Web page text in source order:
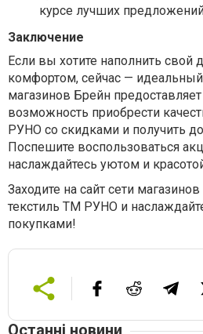
курсе лучших
Заключение
Если вы хотите наполнить свой
комфортом, сейчас —
магазинов Брейн
возможность приобрести
РУНО со скидками и получить
Поспешите воспользоваться
наслаждайтесь уютом и
Заходите на сайт сети
текстиль ТМ РУНО и
покупками!
Останні новини